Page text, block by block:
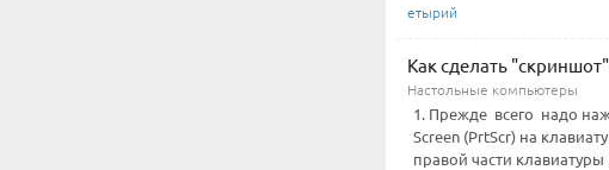
етырий
Как сделать
Настольные компьютеры
1. Прежде всего надо
Screen (PrtScr) на
правой части клавиатуры